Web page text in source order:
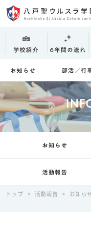
学校紹介 6年間の流れ
お知らせ 部活／行
お知らせ
活動報告
トップ > 活動報告 > お知ら